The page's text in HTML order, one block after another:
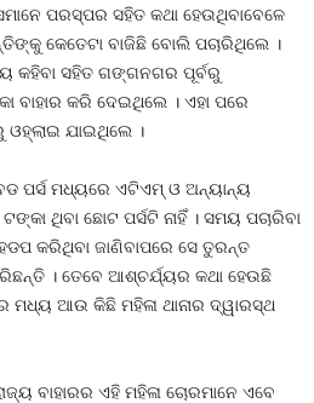
ପରସ୍ପର ସହିତ କଥା ହେଉଥିବାବେଳେ
କେତେଟା ବାଜିଛି ବୋଲି ପଚାରିଥିଲେ ।
କହିବା ସହିତ ଗଙ୍ଗନଗର ପୂର୍ବରୁ
ବାହାର କରି ଦେଇଥିଲେ । ଏହା ପରେ
ଯାଇଥିଲେ ।
ପର୍ସ ମଧ୍ୟରେ ଏଟିଏମ୍‍ ଓ ଅନ୍ୟାନ୍ୟ
ଥିବା ଛୋଟ ପର୍ସଟି ନାହିଁ । ସମୟ ପଚାରିବା
ହଡପ କରିଥିବା ଜାଣିବାପରେ ସେ ତୁରନ୍ତ
। ତେବେ ଆଶ୍ଚର୍ଯ୍ୟର କଥା ହେଉଛି
ଆଉ କିଛି ମହିଳା ଥାନାର ଦ୍ୱାରସ୍ଥ
ବାହାରର ଏହି ମହିଳା ଚୋରମାନେ ଏବେ